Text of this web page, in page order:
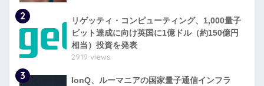
2
リゲッティ・コンピューティング、1,000量子
ビット達成に向け英国に1億ドル（約150億円
相当）投資を発表
2919 views
3
IonQ、ルーマニアの国家量子通信インフラ